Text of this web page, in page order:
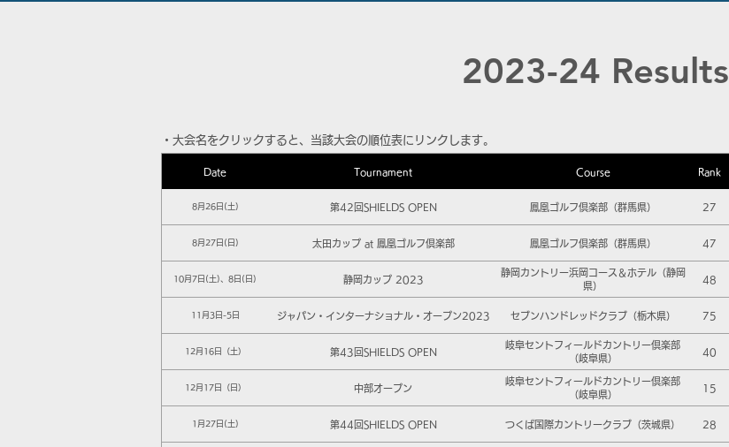
2023-24 Results
​・大会名をクリックすると、当該大会の順位表にリンクします。
Date Tournament Course Rank
8月26日(土) 第42回SHIELDS OPEN 鳳凰ゴルフ倶楽部（群馬県） 27
8月27日(日) 太田カップ at 鳳凰ゴルフ倶楽部 鳳凰ゴルフ倶楽部（群馬県） 47
10月7日(土)、8日(日) 静岡カップ 2023
静岡カントリー浜岡コース＆ホテル（静岡
県）
48
11月3日-5日 ジャパン・インターナショナル・オープン2023 セブンハンドレッドクラブ（栃木県） 75
12月16日（土） 第43回SHIELDS OPEN
岐阜セントフィールドカントリー倶楽部
（岐阜県）
40
12月17日（日） 中部オープン
岐阜セントフィールドカントリー倶楽部
（岐阜県）
15
1月27日(土) 第44回SHIELDS OPEN つくば国際カントリークラブ（茨城県） 28